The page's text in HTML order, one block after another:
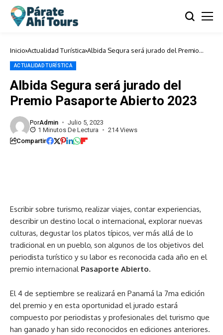
Inicio Actualidad Turística Albida Segura será jurado del Premio
ACTUALIDAD TURÍSTICA
Albida Segura será jurado del
Premio Pasaporte Abierto 2023
PorAdmin
Julio 5, 2023
1 Minutos De Lectura
214 Views
Compartir
Escribir sobre turismo, realizar viajes, contar experiencias,
describir un destino local o internacional, explorar nuevas
culturas, degustar los platos típicos, ver más allá de lo
tradicional en un pueblo, son algunos de los objetivos del
periodista turístico y su labor es reconocida cada año en el
premio internacional Pasaporte Abierto.
El 4 de septiembre se realizará en Panamá la 7ma edición
del premio y en esta oportunidad el jurado estará
compuesto por periodistas y profesionales del turismo que
han ganado y han sido reconocidos en ediciones anteriores.